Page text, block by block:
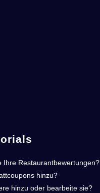
Ihre Restaurantbewertungen?
hinzu?
hinzu oder bearbeite sie?